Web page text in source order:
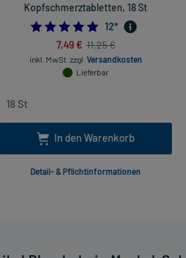
Kopfschmerztabletten, 18 St
4.916666666666667
12*
7,49 € 11,25 €
inkl. MwSt. zzgl. Versandkosten
Lieferbar
In den Warenkorb
Detail- & Pflichtinformationen